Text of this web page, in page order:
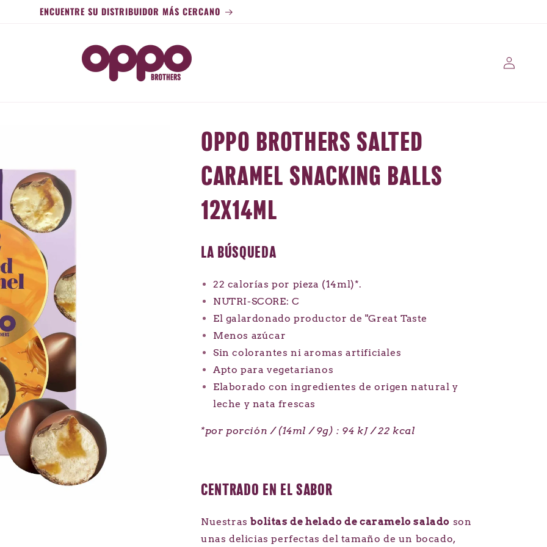
ENCUENTRE SU DISTRIBUIDOR MÁS CERCANO
Conectarse
OPPO BROTHERS SALTED
CARAMEL SNACKING BALLS
12X14ML
LA BÚSQUEDA
22 calorías por pieza (14ml)*.
NUTRI-SCORE: C
El galardonado productor de "Great Taste
Menos azúcar
Sin colorantes ni aromas artificiales
Apto para vegetarianos
Elaborado con ingredientes de origen natural y
leche y nata frescas
*por porción / (14ml / 9g) : 94 kJ / 22 kcal
CENTRADO EN EL SABOR
Nuestrasbolitas de helado de caramelo salado son
unas delicias perfectas del tamaño de un bocado,